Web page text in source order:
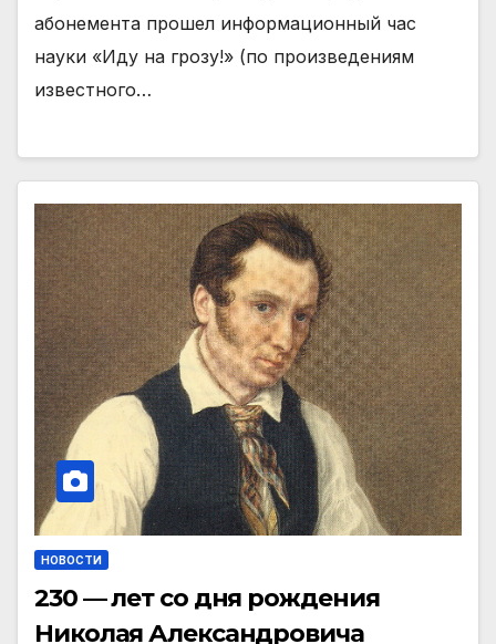
абонемента прошел информационный час
науки «Иду на грозу!» (по произведениям
известного…
НОВОСТИ
230 — лет со дня рождения
Николая Александровича